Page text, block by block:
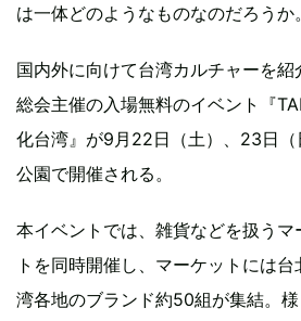
は一体どのようなものなのだろうか。
国内外に向けて台湾カルチャーを
総会主催の入場無料のイベント『
化台湾』が9月22日（土）、23日
公園で開催される。
本イベントでは、雑貨などを扱う
トを同時開催し、マーケットには
湾各地のブランド約50組が集結。